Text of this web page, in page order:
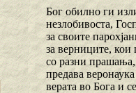
Бог обилно ги
незлобивоста,
за своите
за верниците, кои
со разни
предава
верата во Бога и